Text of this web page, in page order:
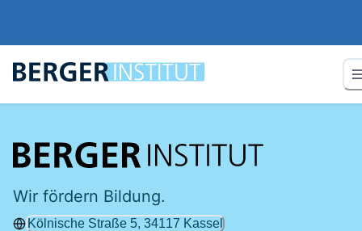
Wir fördern Bildung.
Kölnische Straße 5, 34117 Kassel